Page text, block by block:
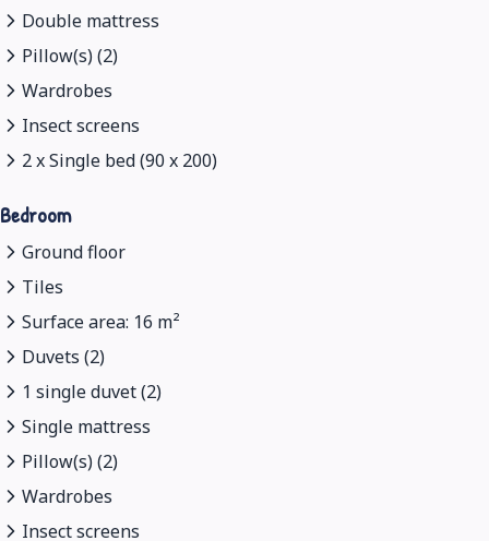
Double mattress
Pillow(s) (2)
Wardrobes
Insect screens
2 x Single bed (90 x 200)
Bedroom
Ground floor
Tiles
Surface area: 16 m²
Duvets (2)
1 single duvet (2)
Single mattress
Pillow(s) (2)
Wardrobes
Insect screens